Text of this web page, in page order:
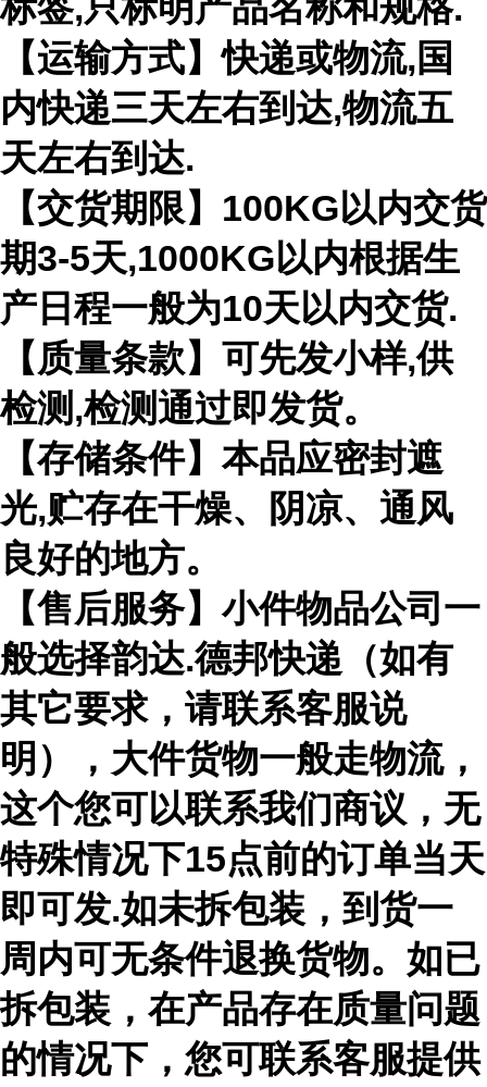
【运输方式】快递或物流,国
内快递三天左右到达,物流五
天左右到达.
【交货期限】100KG以内交货
期3-5天,1000KG以内根据生
产日程一般为10天以内交货.
【质量条款】可先发小样,供
检测,检测通过即发货。
【存储条件】本品应密封遮
光,贮存在干燥、阴凉、通风
良好的地方。
【售后服务】小件物品公司一
般选择韵达.德邦快递（如有
其它要求，请联系客服说
明），大件货物一般走物流，
这个您可以联系我们商议，无
特殊情况下15点前的订单当天
即可发.如未拆包装，到货一
周内可无条件退换货物。如已
拆包装，在产品存在质量问题
的情况下，您可联系客服提供